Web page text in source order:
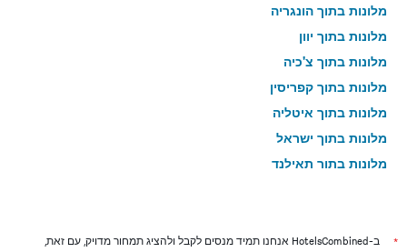
מלונות בתוך הונגריה
מלונות בתוך יוון
מלונות בתוך צ'כיה
מלונות בתוך קפריסין
מלונות בתוך איטליה
מלונות בתוך ישראל
מלונות בתוך תאילנד
*
ב-HotelsCombined אנחנו תמיד מנסים לקבל ולהציג תמחור מדויק, עם זאת,